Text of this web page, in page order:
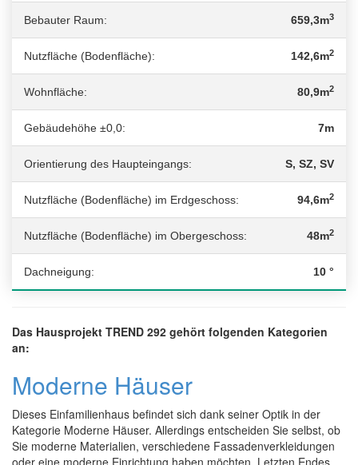
Bebauter Raum: 659,3m3
Nutzfläche (Bodenfläche): 142,6m2
Wohnfläche: 80,9m2
Gebäudehöhe ±0,0: 7m
Orientierung des Haupteingangs: S, SZ, SV
Nutzfläche (Bodenfläche) im Erdgeschoss: 94,6m2
Nutzfläche (Bodenfläche) im Obergeschoss: 48m2
Dachneigung: 10 °
Das Hausprojekt TREND 292 gehört folgenden Kategorien
an:
Moderne Häuser
Dieses Einfamilienhaus befindet sich dank seiner Optik in der
Kategorie Moderne Häuser. Allerdings entscheiden Sie selbst, ob
Sie moderne Materialien, verschiedene Fassadenverkleidungen
oder eine moderne Einrichtung haben möchten. Letzten Endes